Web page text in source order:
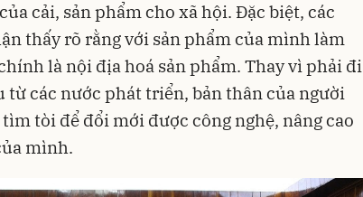
cải, sản phẩm cho xã hội. Đặc biệt, các
thấy rõ rằng với sản phẩm của mình làm
là nội địa hoá sản phẩm. Thay vì phải đi
từ các nước phát triển, bản thân của người
tòi để đổi mới được công nghệ, nâng cao
mình.